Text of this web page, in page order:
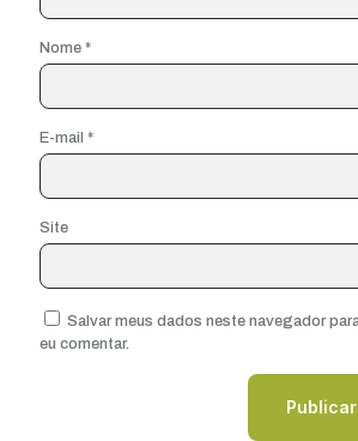
Nome *
E-mail *
Site
Salvar meus dados neste navegador
eu comentar.